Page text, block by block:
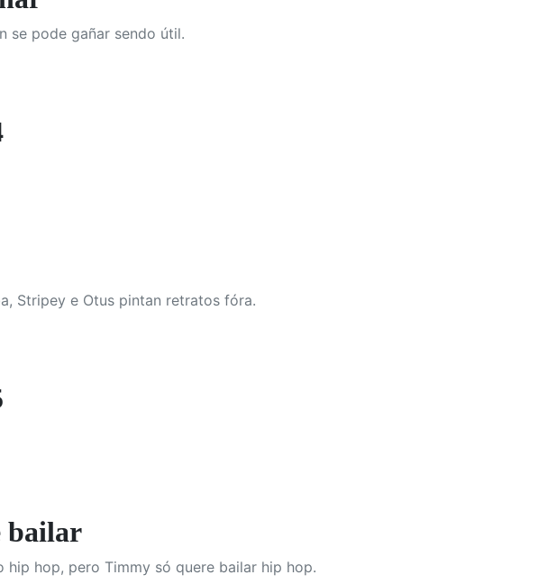
se pode gañar sendo útil.
Stripey e Otus pintan retratos fóra.
bailar
hop, pero Timmy só quere bailar hip hop.